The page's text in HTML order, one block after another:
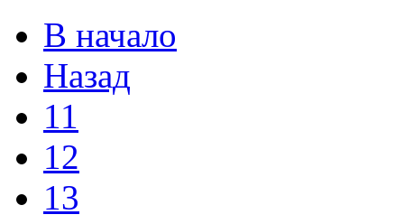
В начало
Назад
11
12
13